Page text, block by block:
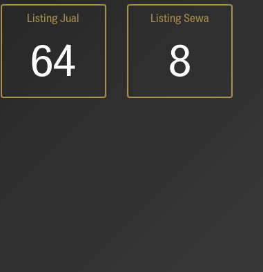
Listing Jual
64
Listing Sewa
8